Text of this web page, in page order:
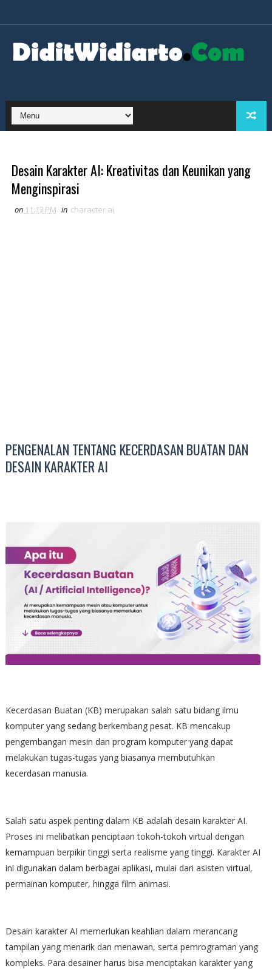
Desain Karakter AI: Kreativitas dan Keunikan yang
Menginspirasi
on 11:13 PM in character ai
PENGENALAN TENTANG KECERDASAN BUATAN DAN
DESAIN KARAKTER AI
Kecerdasan Buatan (KB) merupakan salah satu bidang ilmu
komputer yang sedang berkembang pesat. KB mencakup
pengembangan mesin dan program komputer yang dapat
melakukan tugas-tugas yang biasanya membutuhkan
kecerdasan manusia.
Salah satu aspek penting dalam KB adalah desain karakter AI.
Proses ini melibatkan penciptaan tokoh-tokoh virtual dengan
kemampuan berpikir tinggi serta realisme yang tinggi. Karakter AI
ini digunakan dalam berbagai aplikasi, mulai dari asisten virtual,
permainan komputer, hingga film animasi.
Desain karakter AI memerlukan keahlian dalam merancang
tampilan yang menarik dan menawan, serta pemrograman yang
kompleks. Para desainer harus bisa menciptakan karakter yang